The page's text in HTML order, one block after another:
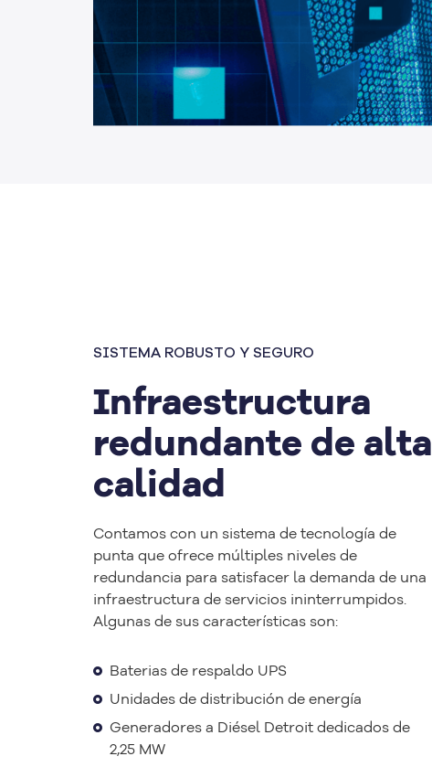
SISTEMA ROBUSTO Y SEGURO
Infraestructura
redundante de alta
calidad
Contamos con un sistema de tecnología de
punta que ofrece múltiples niveles de
redundancia para satisfacer la demanda de una
infraestructura de servicios ininterrumpidos.
Algunas de sus características son:
Baterias de respaldo UPS
Unidades de distribución de energía
Generadores a Diésel Detroit dedicados de
2,25 MW